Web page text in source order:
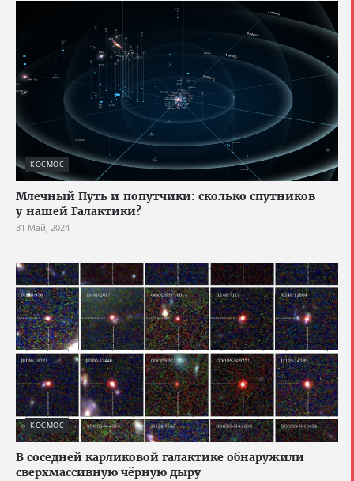
КОСМОС
Млечный Путь и попутчики: сколько спутников
у нашей Галактики?
31 Май, 2024
КОСМОС
В соседней карликовой галактике обнаружили
сверхмассивную чёрную дыру